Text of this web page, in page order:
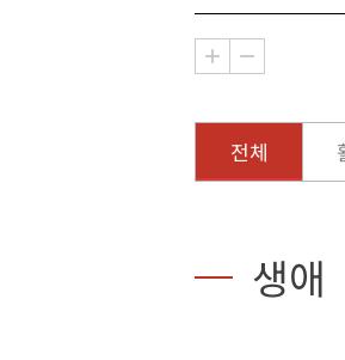
전체
생애